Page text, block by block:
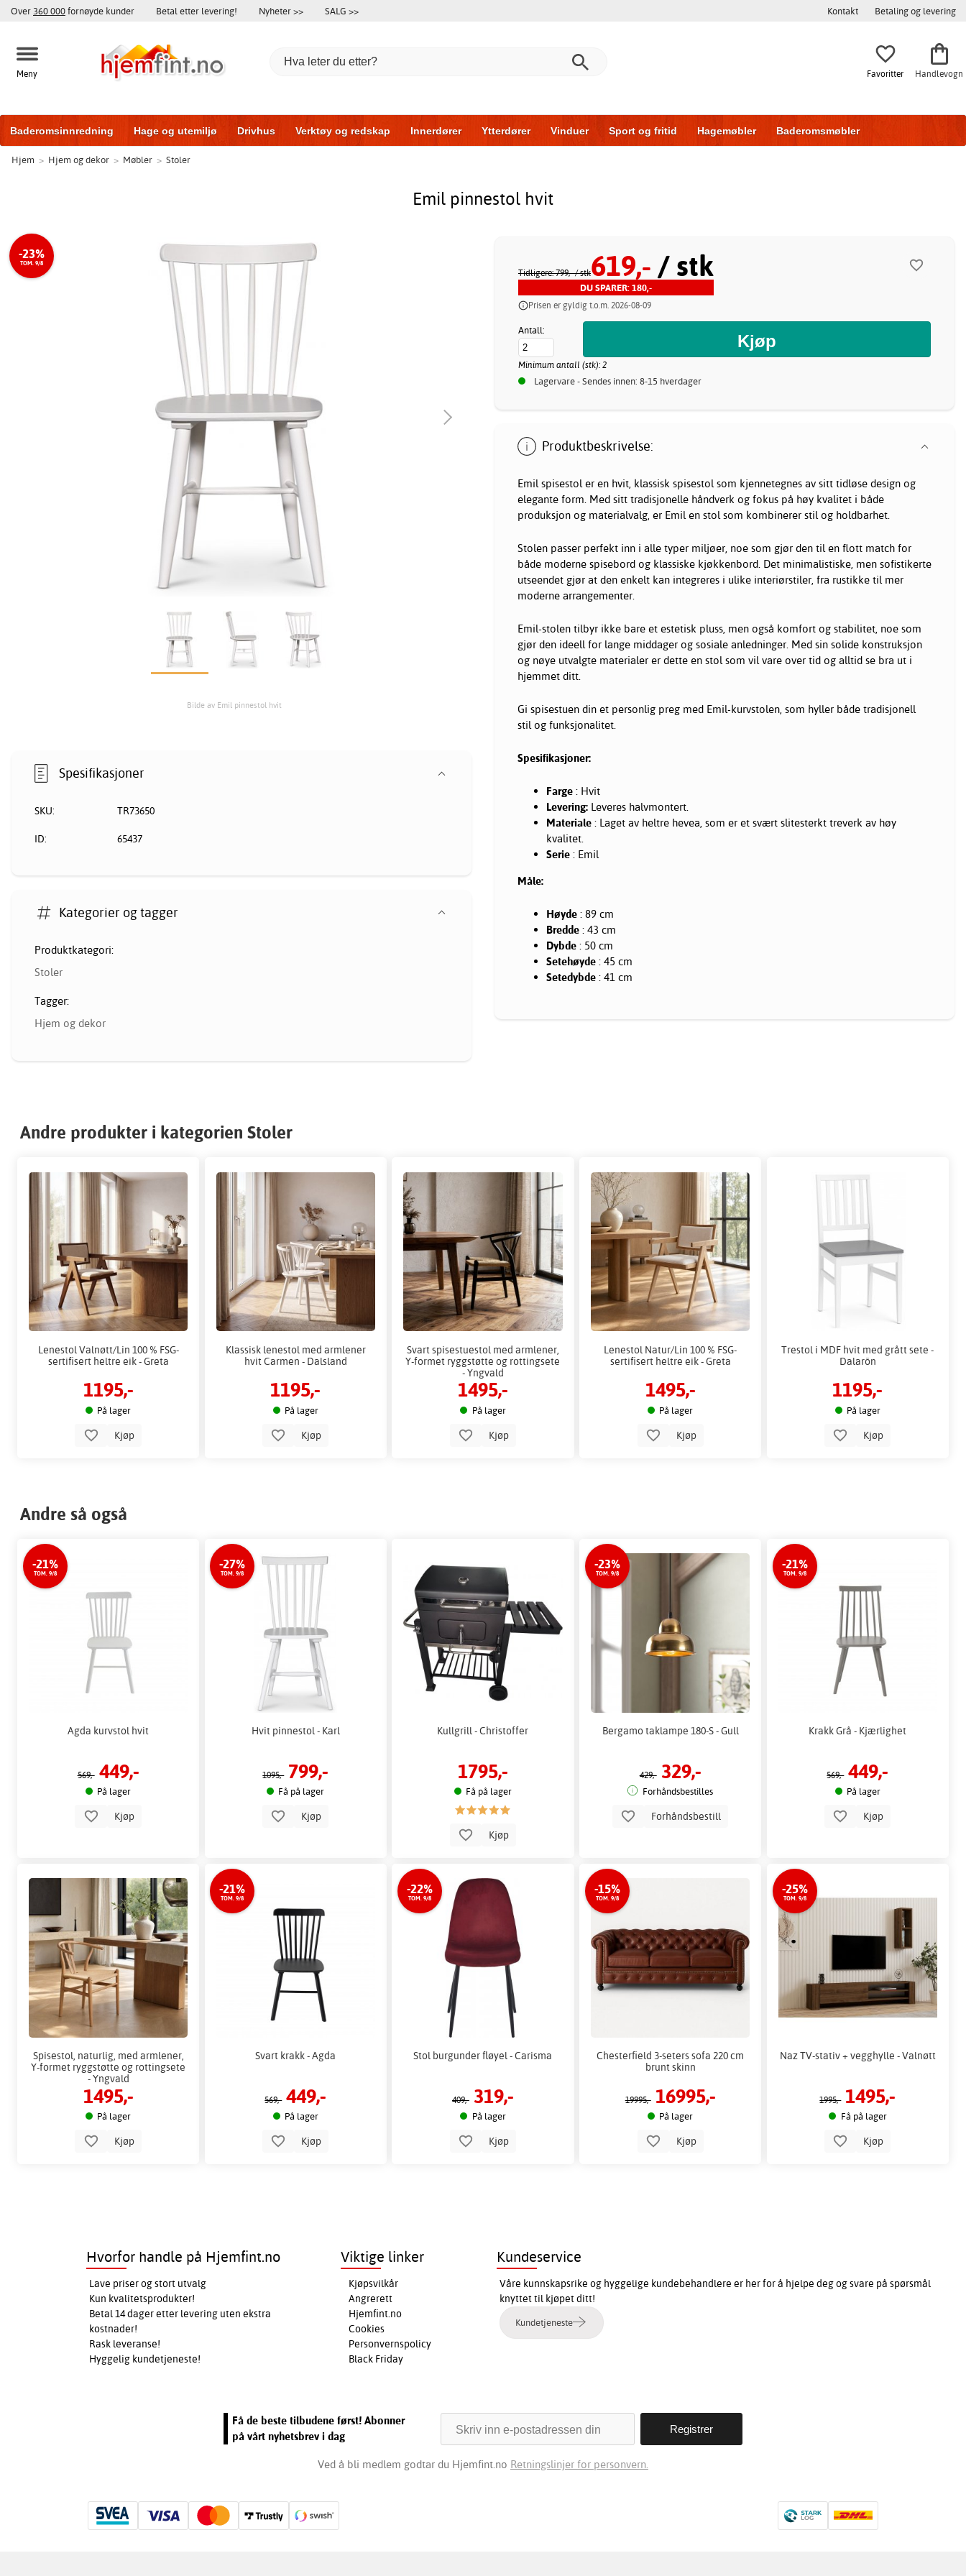
Over 360 000fornøyde kunder Betal etter levering! Nyheter >> SALG >> Kontakt Betaling og levering
Meny Favoritter Handlevogn
Baderomsinnredning Hage og utemiljø Drivhus Verktøy og redskap Innerdører Ytterdører Vinduer Sport og fritid Hagemøbler Baderomsmøbler
Hytter og friggeboder Hjem og innredning
Hjem > Hjem og dekor > Møbler > Stoler
Emil pinnestol hvit
-23%
TOM. 9/8
Bilde av Emil pinnestol hvit
Tidligere: 799,-/ stk619,- / stk
DU SPARER: 180,-
Prisen er gyldig t.o.m. 2026-08-09
Antall:
Minimum antall (stk): 2
Lagervare - Sendes innen: 8-15 hverdager
Produktbeskrivelse:
Emil spisestol er en hvit, klassisk spisestol som kjennetegnes av sitt tidløse design og
elegante form. Med sitt tradisjonelle håndverk og fokus på høy kvalitet i både
produksjon og materialvalg, er Emil en stol som kombinerer stil og holdbarhet.
Stolen passer perfekt inn i alle typer miljøer, noe som gjør den til en flott match for
både moderne spisebord og klassiske kjøkkenbord. Det minimalistiske, men sofistikerte
utseendet gjør at den enkelt kan integreres i ulike interiørstiler, fra rustikke til mer
moderne arrangementer.
Emil-stolen tilbyr ikke bare et estetisk pluss, men også komfort og stabilitet, noe som
gjør den ideell for lange middager og sosiale anledninger. Med sin solide konstruksjon
og nøye utvalgte materialer er dette en stol som vil vare over tid og alltid se bra ut i
hjemmet ditt.
Gi spisestuen din et personlig preg med Emil-kurvstolen, som hyller både tradisjonell
stil og funksjonalitet.
Spesifikasjoner:
Farge : Hvit
Levering: Leveres halvmontert.
Materiale : Laget av heltre hevea, som er et svært slitesterkt treverk av høy
kvalitet.
Serie : Emil
Måle:
Høyde : 89 cm
Bredde : 43 cm
Dybde : 50 cm
Setehøyde : 45 cm
Setedybde : 41 cm
Spesifikasjoner
SKU: TR73650
ID: 65437
Kategorier og tagger
Produktkategori:
Stoler
Tagger:
Hjem og dekor
Andre produkter i kategorien Stoler
Lenestol Valnøtt/Lin 100 % FSG-
sertifisert heltre eik - Greta
1195,-
På lager
Kjøp
Klassisk lenestol med armlener
hvit Carmen - Dalsland
1195,-
På lager
Kjøp
Svart spisestuestol med armlener,
Y-formet ryggstøtte og rottingsete
- Yngvald
1495,-
På lager
Kjøp
Lenestol Natur/Lin 100 % FSG-
sertifisert heltre eik - Greta
1495,-
På lager
Kjøp
Trestol i MDF hvit med grått sete -
Dalarön
1195,-
På lager
Kjøp
Andre så også
-21%
TOM. 9/8
Agda kurvstol hvit
569,- 449,-
På lager
Kjøp
-27%
TOM. 9/8
Hvit pinnestol - Karl
1095,- 799,-
Få på lager
Kjøp
Kullgrill - Christoffer
1795,-
Få på lager
Kjøp
-23%
TOM. 9/8
Bergamo taklampe 180-S - Gull
429,- 329,-
Forhåndsbestilles
Forhåndsbestill
-21%
TOM. 9/8
Krakk Grå - Kjærlighet
569,- 449,-
På lager
Kjøp
Spisestol, naturlig, med armlener,
Y-formet ryggstøtte og rottingsete
- Yngvald
1495,-
På lager
Kjøp
-21%
TOM. 9/8
Svart krakk - Agda
569,- 449,-
På lager
Kjøp
-22%
TOM. 9/8
Stol burgunder fløyel - Carisma
409,- 319,-
På lager
Kjøp
-15%
TOM. 9/8
Chesterfield 3-seters sofa 220 cm
brunt skinn
19995,- 16995,-
På lager
Kjøp
-25%
TOM. 9/8
Naz TV-stativ + vegghylle - Valnøtt
1995,- 1495,-
Få på lager
Kjøp
Hvorfor handle på Hjemfint.no
Lave priser og stort utvalg
Kun kvalitetsprodukter!
Betal 14 dager etter levering uten ekstra
kostnader!
Rask leveranse!
Hyggelig kundetjeneste!
Viktige linker
Kjøpsvilkår
Angrerett
Hjemfint.no
Cookies
Personvernspolicy
Black Friday
Kundeservice
Våre kunnskapsrike og hyggelige kundebehandlere er her for å hjelpe deg og svare på spørsmål
knyttet til kjøpet ditt!
Kundetjeneste
Få de beste tilbudene først! Abonner
på vårt nyhetsbrev i dag
Ved å bli medlem godtar du Hjemfint.no Retningslinjer for personvern.